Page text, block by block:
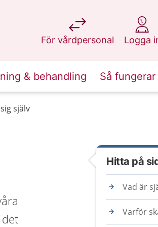
För vårdpersonal
på 1177.se
Logga
på 1177.se
& behandling Så
själv
Hitta på
Vad är
Varför